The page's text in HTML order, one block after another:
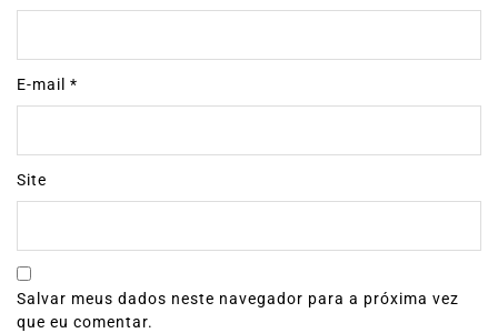
E-mail *
Site
Salvar meus dados neste navegador para a próxima vez
que eu comentar.